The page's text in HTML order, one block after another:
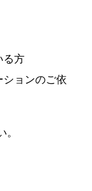
る方
ョンのご依